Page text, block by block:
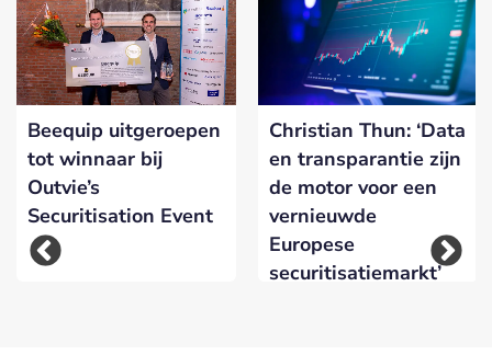
Beequip uitgeroepen
tot winnaar bij
Outvie’s
Securitisation Event
Christian Thun: ‘Data
en transparantie zijn
de motor voor een
vernieuwde
Europese
securitisatiemarkt’